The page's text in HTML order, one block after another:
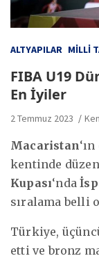
ALTYAPILAR MILLI
FIBA U19
En İyiler
2 Temmuz 2023
Macaristan
kentinde
Kupası‘nda
sıralama belli
Türkiye,
etti ve bronz